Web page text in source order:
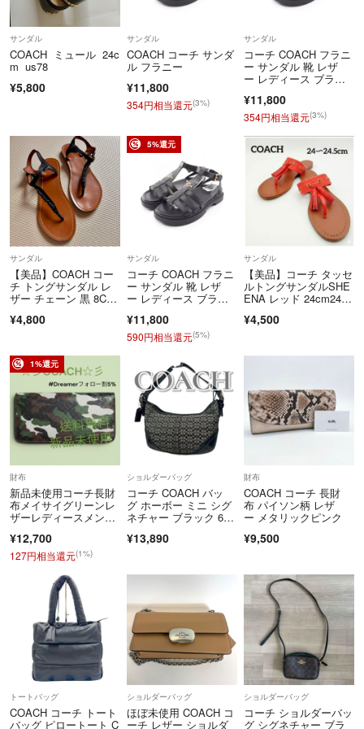
承下さい。
サンダル
COACH ミュール 24c
m us78
¥5,800
サンダル
COACH コーチ サンダ
ル フラニー
¥11,800
354円相当還元(3%)
サンダル
コーチ COACH フラニ
ー サンダル 靴 レザ
ー レディース ブラッ
¥11,800
354円相当還元(3%)
サンダル
【美品】COACH コー
チ トングサンダル レ
ザー チェーン 黒 8C 2
¥4,800
5%還元
サンダル
コーチ COACH フラニ
ー サンダル 靴 レザ
ー レディース ブラッ
¥11,800
590円相当還元(5%)
サンダル
【美品】コーチ タッセ
ルトングサンダルSHE
ENA レッド 24cm24.5
¥4,500
1%還元
財布
新品未使用コーチ長財
布メイサイグリーンレ
ザーレディースメンズ
¥12,700
127円相当還元(1%)
ショルダーバッグ
コーチ COACH バッ
グ ホーボー ミニ シグ
ネチャー ブラック 635
¥13,890
財布
COACH コーチ 長財
布 パイソン柄 レザ
ー メタリックピンク
¥9,500
トートバッグ
COACH コーチ トート
バッグ ピロートート C
ショルダーバッグ
ほぼ未使用 COACH コ
ーチ レザー ショルダ
ショルダーバッグ
コーチ ショルダーバッ
グ シグネチャー ブラ